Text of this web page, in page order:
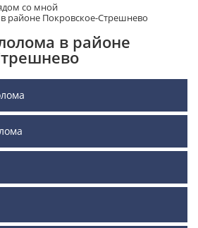
со мной
районе Покровское-Стрешнево
в районе